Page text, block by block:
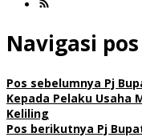
Navigasi pos
Pos sebelumnya Pj
Kepada Pelaku Usaha
Keliling
Pos berikutnya Pj